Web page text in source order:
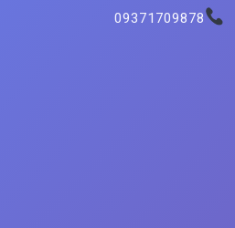
09371709878